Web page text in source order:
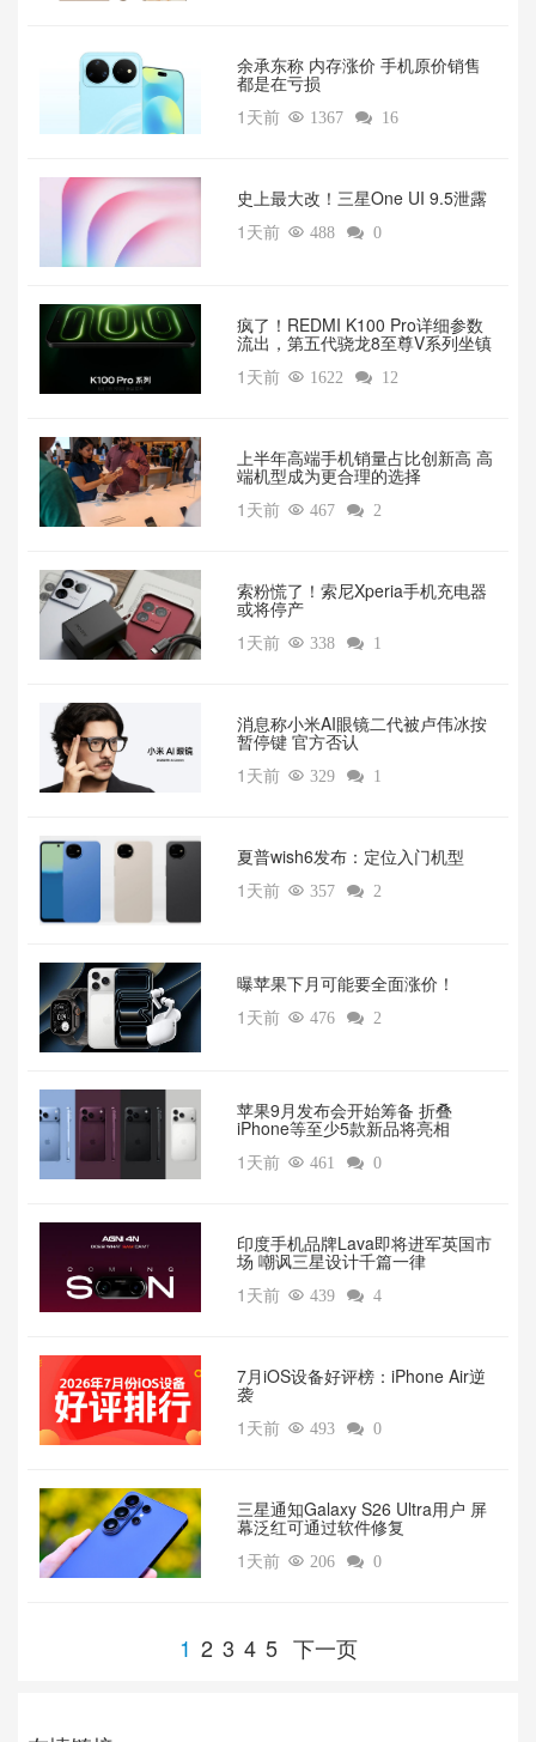
余承东称 内存涨价 手机原价销售
都是在亏损
1天前  1367  16
‌史上最大改！三星One UI 9.5泄露
1天前  488  0
疯了！REDMI K100 Pro详细参数
流出，第五代骁龙8至尊V系列坐镇‌
1天前  1622  12
上半年高端手机销量占比创新高 高
端机型成为更合理的选择
1天前  467  2
索粉慌了！索尼Xperia手机充电器
或将停产
1天前  338  1
消息称小米AI眼镜二代被卢伟冰按
暂停键 官方否认
1天前  329  1
夏普wish6发布：定位入门机型
1天前  357  2
曝苹果下月可能要全面涨价！
1天前  476  2
苹果9月发布会开始筹备 折叠
iPhone等至少5款新品将亮相
1天前  461  0
印度手机品牌Lava即将进军英国市
场 嘲讽三星设计千篇一律
1天前  439  4
7月iOS设备好评榜：iPhone Air逆
袭
1天前  493  0
三星通知Galaxy S26 Ultra用户 屏
幕泛红可通过软件修复
1天前  206  0
1 2 3 4 5 下一页